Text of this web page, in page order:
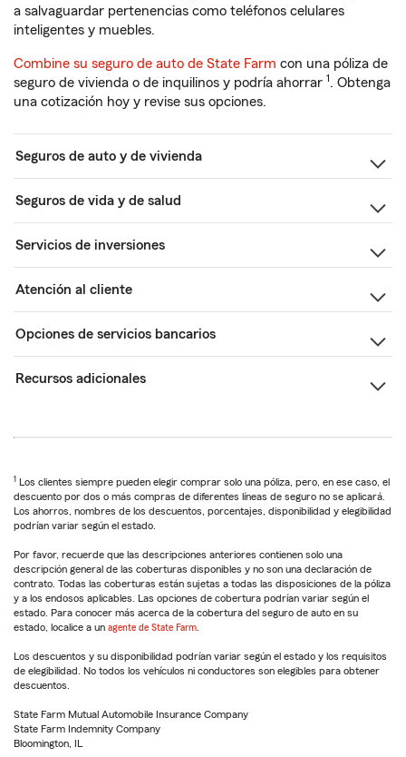
a salvaguardar pertenencias como teléfonos celulares
inteligentes y muebles.
Combine su seguro de auto de State Farm con una póliza de
seguro de vivienda o de inquilinos y podría ahorrar 1. Obtenga
una cotización hoy y revise sus opciones.
Seguros de auto y de vivienda
Seguros de vida y de salud
Servicios de inversiones
Atención al cliente
Opciones de servicios bancarios
Recursos adicionales
1 Los clientes siempre pueden elegir comprar solo una póliza, pero, en ese caso, el
descuento por dos o más compras de diferentes líneas de seguro no se aplicará.
Los ahorros, nombres de los descuentos, porcentajes, disponibilidad y elegibilidad
podrían variar según el estado.
Por favor, recuerde que las descripciones anteriores contienen solo una
descripción general de las coberturas disponibles y no son una declaración de
contrato. Todas las coberturas están sujetas a todas las disposiciones de la póliza
y a los endosos aplicables. Las opciones de cobertura podrían variar según el
estado. Para conocer más acerca de la cobertura del seguro de auto en su
estado, localice a un agente de State Farm
Los descuentos y su disponibilidad podrían variar según el estado y los requisitos
de elegibilidad. No todos los vehículos ni conductores son elegibles para obtener
descuentos.
State Farm Mutual Automobile Insurance Company
State Farm Indemnity Company
Bloomington, IL